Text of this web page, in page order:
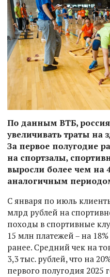
По данным ВТБ,
увеличивать траты на
За первое полугодие
на спортзалы,
выросли более чем на
аналогичным
С января по июль
млрд рублей на
походы в спортивные
15 млн платежей – на
ранее. Средний чек на
3,3 тыс. рублей, что на
первого полугодия 2025